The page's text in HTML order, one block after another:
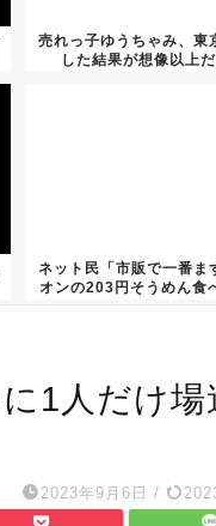
売れっ子ゆうちゃみ、東
した結果が想像以上
ネット民「市販で一番ま
オンの203円そうめん食
1人だけ場
2023年9月6日 /